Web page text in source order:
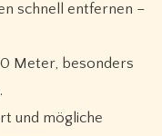
schnell entfernen –
Meter, besonders
und mögliche